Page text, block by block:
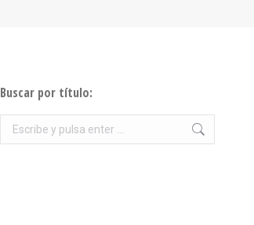
Buscar por título:
Buscar: